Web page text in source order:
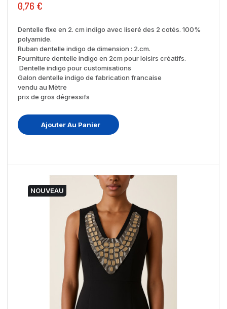
0,76 €
Dentelle fixe en 2. cm indigo avec liseré des 2 cotés. 100%
polyamide.
Ruban dentelle indigo de dimension : 2.cm.
Fourniture dentelle indigo en 2cm pour loisirs créatifs.
Dentelle indigo pour customisations
Galon dentelle indigo de fabrication francaise
vendu au Mètre
prix de gros dégressifs
Ajouter Au Panier
NOUVEAU